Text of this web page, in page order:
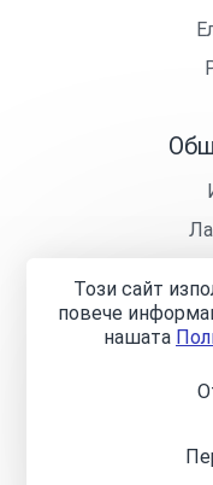
© 2024—2026
Този сайт
повече
нашaтa